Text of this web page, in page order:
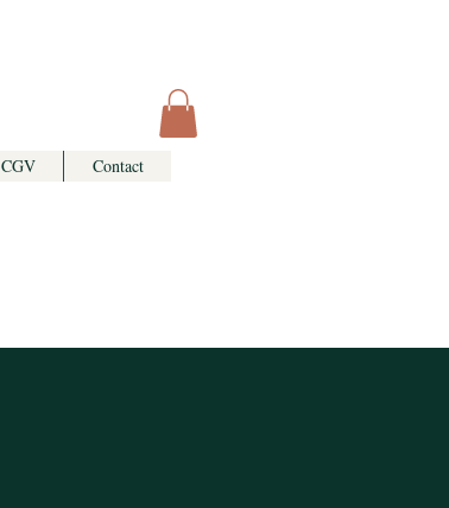
CGV Contact